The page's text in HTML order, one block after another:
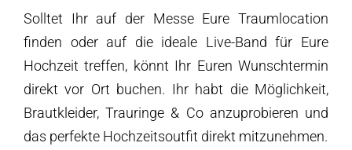
Solltet Ihr auf der Messe Eure Traumlocation
finden oder auf die ideale Live-Band für Eure
Hochzeit treffen, könnt Ihr Euren Wunschtermin
direkt vor Ort buchen. Ihr habt die Möglichkeit,
Brautkleider, Trauringe & Co anzuprobieren und
das perfekte Hochzeitsoutfit direkt mitzunehmen.